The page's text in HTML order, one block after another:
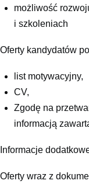
możliwość
i szkoleniach
Oferty kandydatów
list motywacyjny,
CV,
Zgodę na
informacją
Informacje
Oferty wraz z